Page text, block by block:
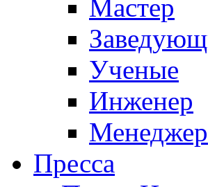
Мастер
Ученые
Инженер
Менеджер
Пресса